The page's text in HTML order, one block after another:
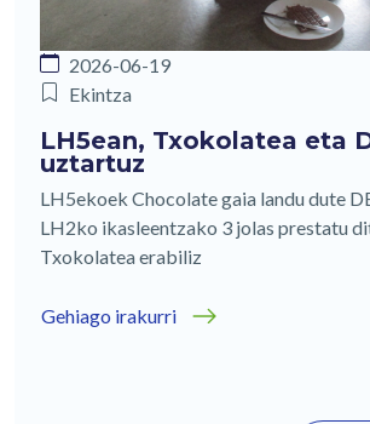
2026-06-19
Ekintza
LH5ean, Txokolatea eta
uztartuz
LH5ekoek Chocolate gaia landu dute
LH2ko ikasleentzako 3 jolas prestatu
Txokolatea erabiliz
Gehiago irakurri